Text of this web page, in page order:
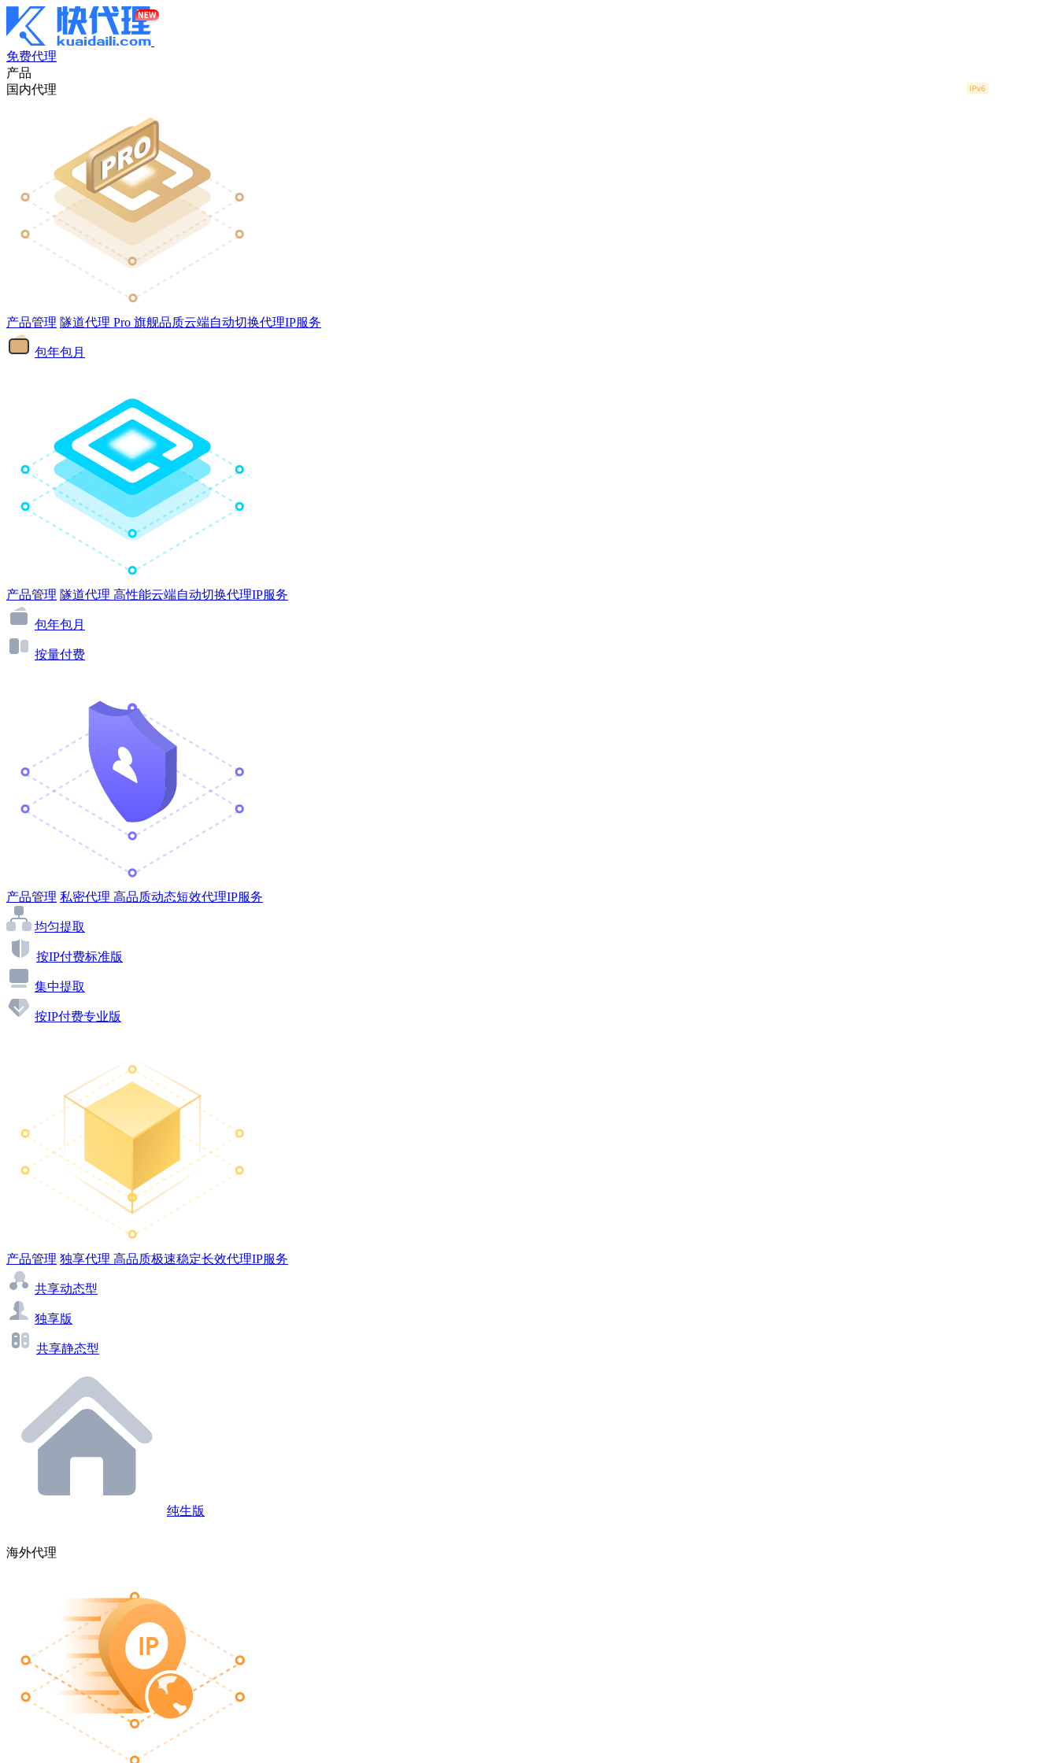
免费代理
产品
国内代理
产品管理 隧道代理 Pro 旗舰品质云端自动切换代理IP服务
包年包月
产品管理 隧道代理 高性能云端自动切换代理IP服务
包年包月
按量付费
产品管理 私密代理 高品质动态短效代理IP服务
均匀提取
按IP付费标准版
集中提取
按IP付费专业版
产品管理 独享代理 高品质极速稳定长效代理IP服务
共享动态型
独享版
共享静态型
纯生版
海外代理